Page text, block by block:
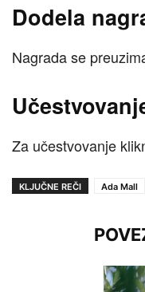
Dodela
Nagrada se
Za učestvovanje
KLJUČNE REČI Ada Mall